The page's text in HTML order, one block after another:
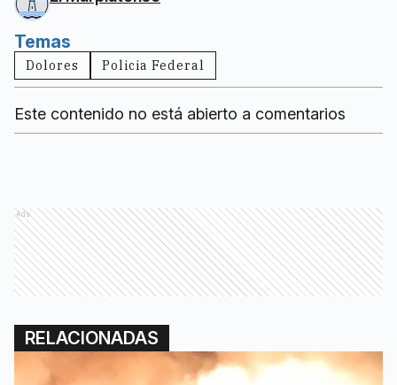
Temas
Dolores Policia Federal
Este contenido no está abierto a comentarios
Ads
RELACIONADAS